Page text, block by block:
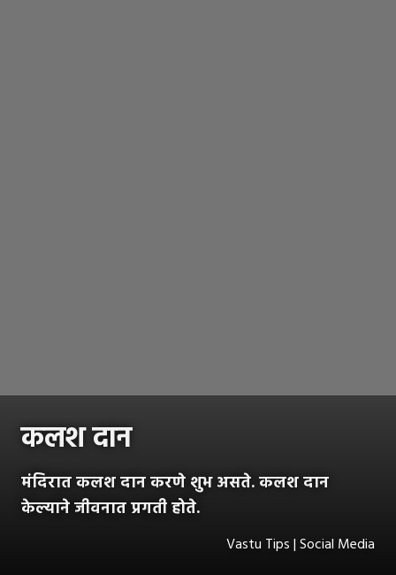
कलश दान
मंदिरात कलश दान करणे शुभ असते. कलश दान
केल्याने जीवनात प्रगती होते.
Vastu Tips | Social Media